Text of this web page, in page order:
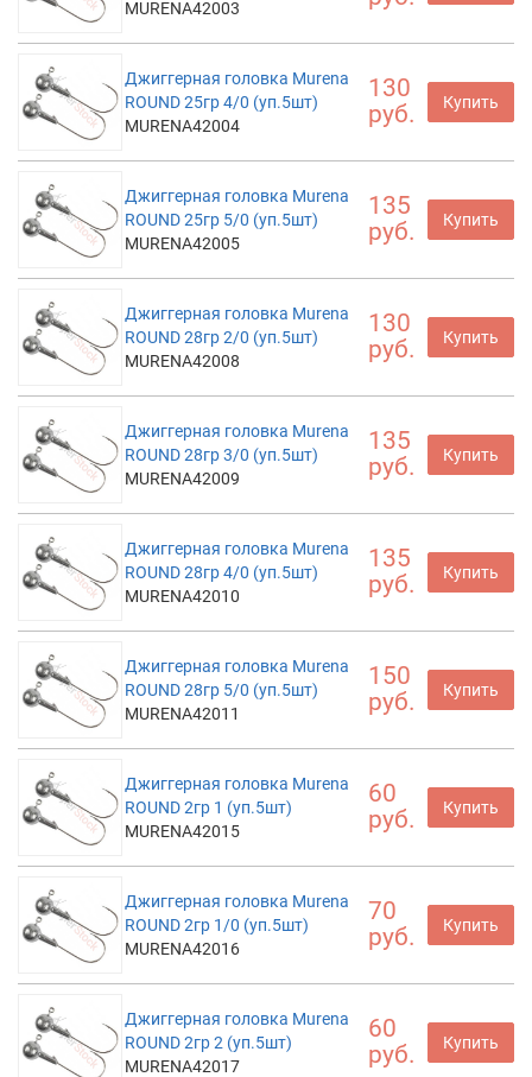
MURENA42003
Джиггерная головка Murena
ROUND 25гр 4/0 (уп.5шт)
MURENA42004
130
руб.
Купить
Джиггерная головка Murena
ROUND 25гр 5/0 (уп.5шт)
MURENA42005
135
руб.
Купить
Джиггерная головка Murena
ROUND 28гр 2/0 (уп.5шт)
MURENA42008
130
руб.
Купить
Джиггерная головка Murena
ROUND 28гр 3/0 (уп.5шт)
MURENA42009
135
руб.
Купить
Джиггерная головка Murena
ROUND 28гр 4/0 (уп.5шт)
MURENA42010
135
руб.
Купить
Джиггерная головка Murena
ROUND 28гр 5/0 (уп.5шт)
MURENA42011
150
руб.
Купить
Джиггерная головка Murena
ROUND 2гр 1 (уп.5шт)
MURENA42015
60
руб.
Купить
Джиггерная головка Murena
ROUND 2гр 1/0 (уп.5шт)
MURENA42016
70
руб.
Купить
Джиггерная головка Murena
ROUND 2гр 2 (уп.5шт)
MURENA42017
60
руб.
Купить